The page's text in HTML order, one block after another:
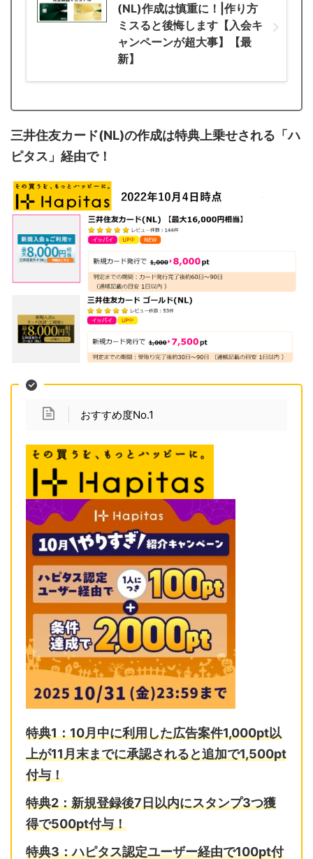
(NL)作成は慎重に！|作り方
ミスると後悔します【入会キ
ャンペーンが超大事】【最
新】
三井住友カード(NL)の作成は特典上乗せされる「ハ
ピタス」経由で！
おすすめ度No.1
特典1：10月中に利用した広告案件1,000pt以
上が11月末までに承認されると追加で1,500pt
付与！
特典2：新規登録後7日以内にスタンプ3つ獲
得で500pt付与！
特典3：ハピタス認定ユーザー経由で100pt付